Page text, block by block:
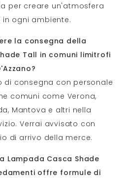
per creare un'atmosfera
ogni ambiente.
la consegna della
Tall in comuni limitrofi
di consegna con personale
comuni come Verona,
Mantova e altri nella
Verrai avvisato con
di arrivo della merce.
Lampada Casca Shade
offre formule di